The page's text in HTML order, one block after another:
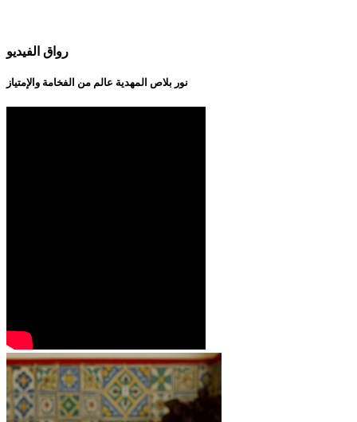
رواق الفيديو
نور بلاص المهدية عالم من الفخامة والإمتياز